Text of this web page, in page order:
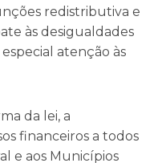
redistributiva e
às desigualdades
atenção às
da lei, a
financeiros a todos
e aos Municípios